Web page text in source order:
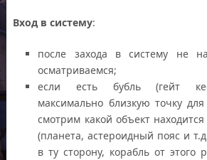
Вход в систему:
после захода в систему не
осматриваемся;
если есть бубль (гейт
максимально близкую точку
смотрим какой объект
(планета, астероидный пояс и
в ту сторону, корабль от этого